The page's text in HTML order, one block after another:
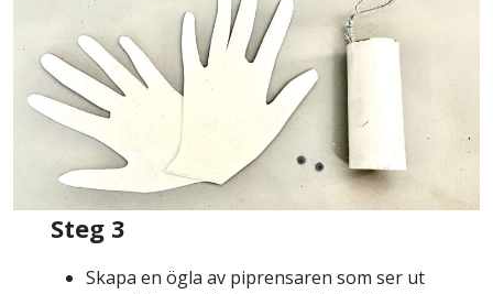
Steg 3
Skapa en ögla av piprensaren som ser ut